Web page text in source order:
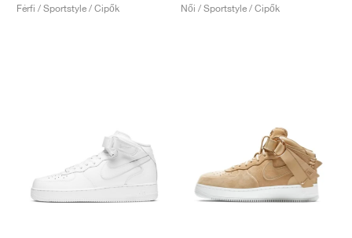
Férfi / Sportstyle / Cipők
Női / Sportstyle / Cipők